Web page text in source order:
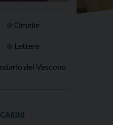
Omelie
Lettere
del Vescovo